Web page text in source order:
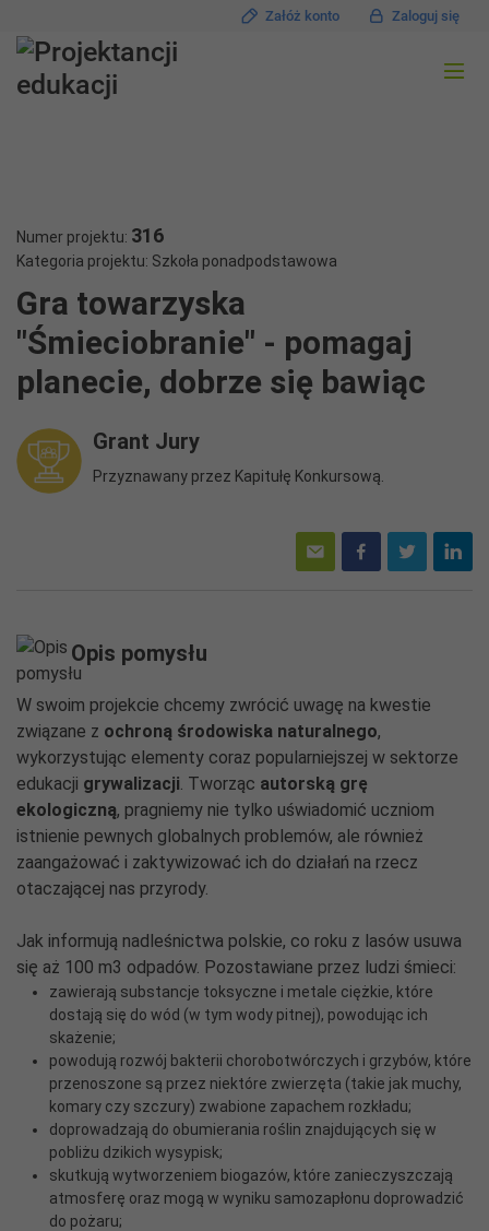
Załóż konto Zaloguj się
Numer projektu: 316
Kategoria projektu: Szkoła ponadpodstawowa
Gra towarzyska
"Śmieciobranie" - pomagaj
planecie, dobrze się bawiąc
Grant Jury
Przyznawany przez Kapitułę Konkursową.
Opis pomysłu
W swoim projekcie chcemy zwrócić uwagę na kwestie
związane z ochroną środowiska naturalnego,
wykorzystując elementy coraz popularniejszej w sektorze
edukacji grywalizacji. Tworząc autorską grę
ekologiczną, pragniemy nie tylko uświadomić uczniom
istnienie pewnych globalnych problemów, ale również
zaangażować i zaktywizować ich do działań na rzecz
otaczającej nas przyrody.
Jak informują nadleśnictwa polskie, co roku z lasów usuwa
się aż 100 m3 odpadów. Pozostawiane przez ludzi śmieci:
zawierają substancje toksyczne i metale ciężkie, które
dostają się do wód (w tym wody pitnej), powodując ich
skażenie;
powodują rozwój bakterii chorobotwórczych i grzybów, które
przenoszone są przez niektóre zwierzęta (takie jak muchy,
komary czy szczury) zwabione zapachem rozkładu;
doprowadzają do obumierania roślin znajdujących się w
pobliżu dzikich wysypisk;
skutkują wytworzeniem biogazów, które zanieczyszczają
atmosferę oraz mogą w wyniku samozapłonu doprowadzić
do pożaru;